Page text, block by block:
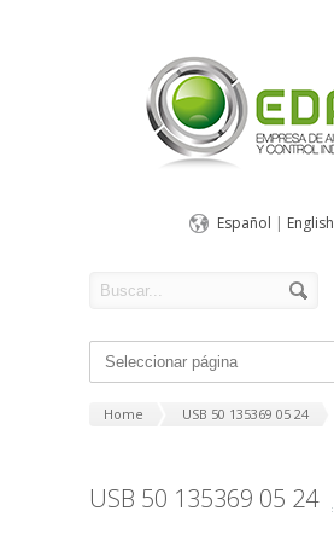
Español | English
Home USB 50 135369 05 24
USB 50 135369 05 24